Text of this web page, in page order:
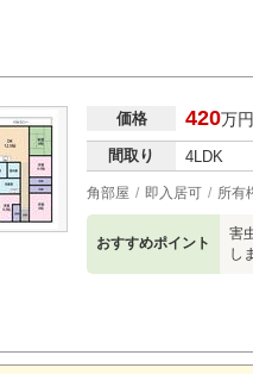
価格 420万円
間取り 4LDK
角部屋 即入居可 所有
おすすめポイント
害
し